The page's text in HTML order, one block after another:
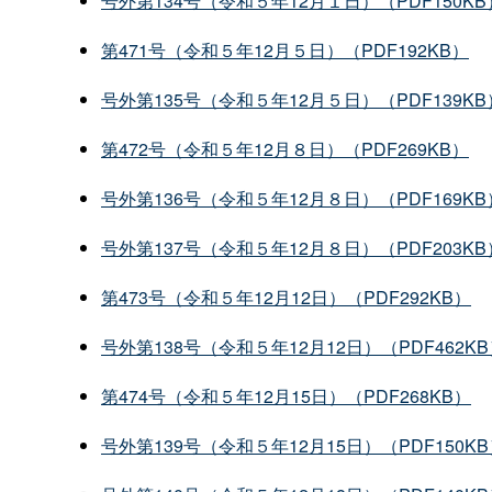
第471号（令和５年12月５日）（PDF192KB）
号外第135号（令和５年12月５日）（PDF139KB）
第472号（令和５年12月８日）（PDF269KB）
号外第136号（令和５年12月８日）（PDF169KB）
号外第137号（令和５年12月８日）（PDF203KB）
第473号（令和５年12月12日）（PDF292KB）
号外第138号（令和５年12月12日）（PDF462KB
第474号（令和５年12月15日）（PDF268KB）
号外第139号（令和５年12月15日）（PDF150KB